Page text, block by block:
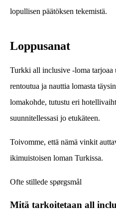
lopullisen päätöksen tekemistä.
Loppusanat
Turkki all inclusive -loma tarjoaa
rentoutua ja nauttia lomasta
lomakohde, tutustu eri
suunnitellessasi jo etukäteen.
Toivomme, että nämä vinkit
ikimuistoisen loman Turkissa.
Ofte stillede spørgsmål
Mitä tarkoitetaan all